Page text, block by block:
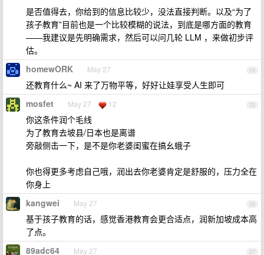
是否值得去，你给到的信息比较少，没法直接判断。以及“为了
孩子教育”目前也是一个比较模糊的说法，到底是哪方面的教育
——我建议是先明确需求，然后可以问几轮 LLM ，来做初步评
估。
24
homewORK May 27
还教育什么~ AI 来了万物平等，好好让娃享受人生即可
25
mosfet May 27 12
你这条件润个毛线
为了教育去坡县/日本也是离谱
旁敲侧击一下，是不是你老婆闺蜜在搞幺蛾子
你也得更多考虑自己哦，润出去你老婆肯定是舒服的，压力全在
你身上
26
kangwei May 27
基于孩子教育的话，感觉香港教育会更合适点，润新加坡成本高
了点。
27
89adc64 May 27